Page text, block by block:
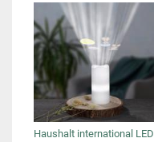
Haushalt international LED